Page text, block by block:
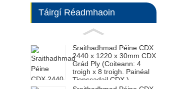
Táirgí Réadmhaoin
Sraithadhmad Péine CDX
2440 x 1220 x 30mm CDX
Grád Ply (Coiteann: 4
troigh x 8 troigh. Painéal
Tionscadail CDX )